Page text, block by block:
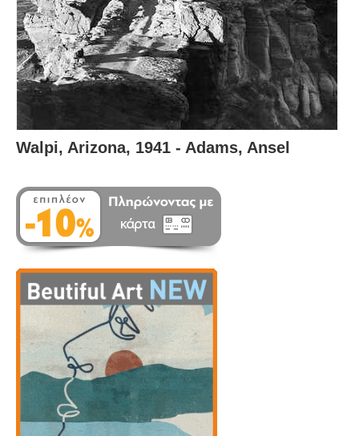
Walpi, Arizona, 1941 - Adams, Ansel